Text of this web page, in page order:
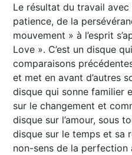
Le résultat du travail
patience, de la
mouvement » à l’esprit
Love ». C’est un disque
comparaisons
et met en avant d’autres
disque qui sonne familier
sur le changement et
disque sur l’amour, sous
disque sur le temps et sa
non-sens de la